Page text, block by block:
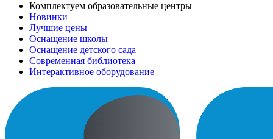
Комплектуем образовательные центры
Новинки
Лучшие цены
Оснащение школы
Оснащение детского сада
Современная библиотека
Интерактивное оборудование